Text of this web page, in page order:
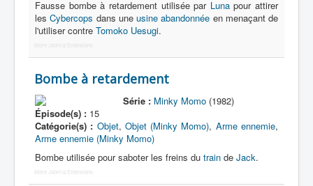
Fausse bombe à retardement utilisée par Lunapour attirer
lesCybercops dans une usine abandonnée en menaçant de
l'utiliser contre Tomoko Uesugi.
More Joomla Extensions
Bombe à retardement
Série : Minky Momo(1982)
Épisode(s) : 15
Catégorie(s) : Objet, Objet (Minky Momo), Arme ennemie,
Arme ennemie (Minky Momo)
Bombe utilisée pour saboter les freins du train de Jack.
More Joomla Extensions